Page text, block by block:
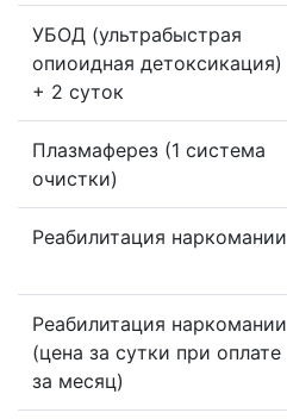
УБОД (ультрабыстрая
опиоидная детоксикация)
+ 2 суток
Плазмаферез (1 система
очистки)
Реабилитация наркомании
Реабилитация наркомании
(цена за сутки при оплате
за месяц)